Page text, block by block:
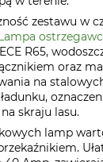
zestawu w
R65,
oraz
na
skraju lasu.
lamp